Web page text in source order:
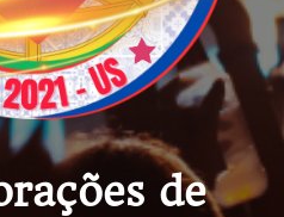
de